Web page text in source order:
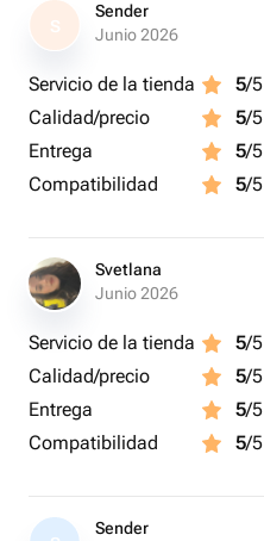
S
Sender
Junio 2026
Servicio de la tienda 5/5
Calidad/precio
5/5
Entrega
5/5
Compatibilidad
5/5
Svetlana
Junio 2026
Servicio de la tienda 5/5
Calidad/precio
5/5
Entrega
5/5
Compatibilidad
5/5
Sender